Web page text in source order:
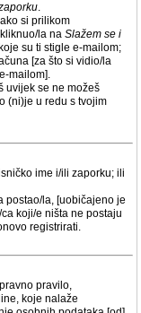
.
si prilikom
la na Slažem se i
su ti stigle e-mailom;
[za što si vidio/la
mailom].
uvijek se ne možeš
(ni)je u redu s tvojim
ime i/ili zaporku; ili
postao/la, [uobičajeno je
koji/e ništa ne postaju
registrirati.
pravilo,
koje nalaže